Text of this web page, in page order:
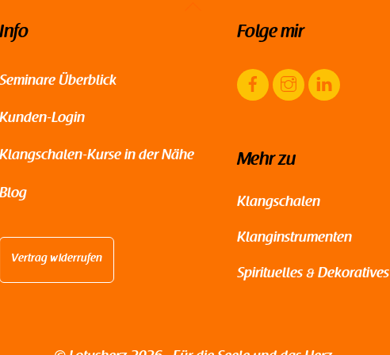
Info
Seminare Überblick
Kunden-Login
Klangschalen-Kurse in der Nähe
Blog
Vertrag widerrufen
Folge mir
FacebookInstagramLinkedIn
Mehr zu
Klangschalen
Klanginstrumenten
Spirituelles & Dekoratives